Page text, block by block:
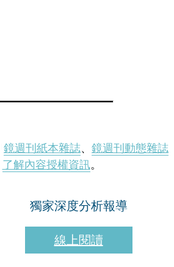
鏡週刊紙本雜誌、 鏡週刊動態雜誌
了解內容授權資訊。
獨家深度分析報導
線上閱讀